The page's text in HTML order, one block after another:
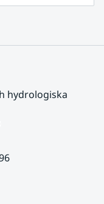
hydrologiska